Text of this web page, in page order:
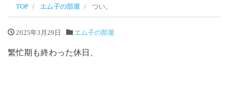
TOP エム子の部屋 つい。
2025年3月29日 エム子の部屋
繁忙期も終わった休日、